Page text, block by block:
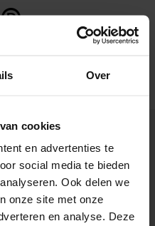
Over
cookies
en advertenties te
social media te bieden
Ook delen we
onze site met onze
en analyse. Deze